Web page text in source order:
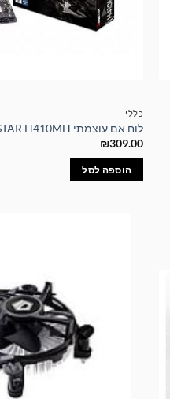
כללי
לוח אם עוצמתי BIOSTAR H410MH
₪309.00
הוספה לסל